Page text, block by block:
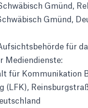
Gmünd,
Gmünd,
für
Mediendienste:
für Kommunikation
(LFK),